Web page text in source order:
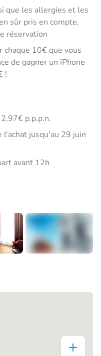
que les allergies et les
sûr pris en compte,
réservation
chaque 10€ que vous
de gagner un iPhone
!
p.p.p.n.
l'achat jusqu'au 29 juin
avant 12h